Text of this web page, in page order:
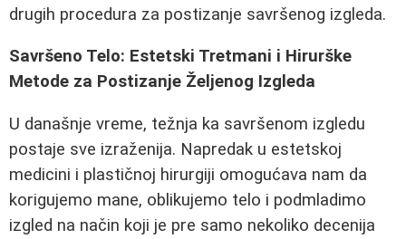
drugih procedura za postizanje savršenog izgleda.
Savršeno Telo: Estetski Tretmani i Hirurške
Metode za Postizanje Željenog Izgleda
U današnje vreme, težnja ka savršenom izgledu
postaje sve izraženija. Napredak u estetskoj
medicini i plastičnoj hirurgiji omogućava nam da
korigujemo mane, oblikujemo telo i podmladimo
izgled na način koji je pre samo nekoliko decenija